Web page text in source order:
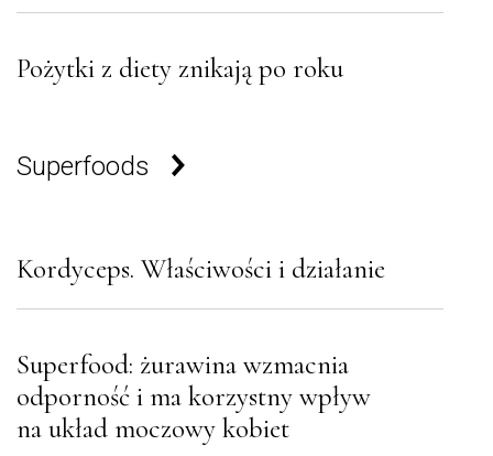
Pożytki z diety znikają po roku
Superfoods
Kordyceps. Właściwości i działanie
Superfood: żurawina wzmacnia
odporność i ma korzystny wpływ
na układ moczowy kobiet